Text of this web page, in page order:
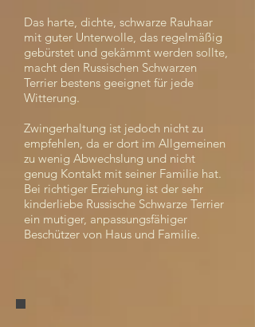
Das harte, dichte, schwarze Rauhaar
mit guter Unterwolle, das regelmäßig
gebürstet und gekämmt werden sollte,
macht den Russischen Schwarzen
Terrier bestens geeignet für jede
Witterung.
Zwingerhaltung ist jedoch nicht zu
empfehlen, da er dort im Allgemeinen
zu wenig Abwechslung und nicht
genug Kontakt mit seiner Familie hat.
Bei richtiger Erziehung ist der sehr
kinderliebe Russische Schwarze Terrier
ein mutiger, anpassungsfähiger
Beschützer von Haus und Familie.